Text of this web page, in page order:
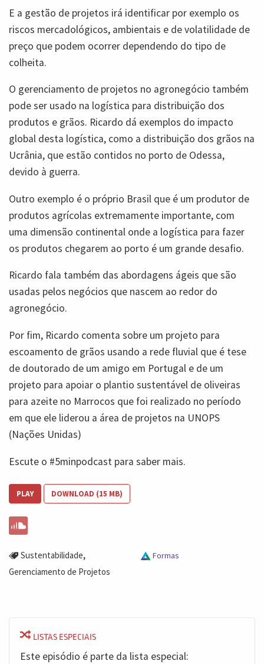
E a gestão de projetos irá identificar por exemplo os
riscos mercadológicos, ambientais e de volatilidade de
preço que podem ocorrer dependendo do tipo de
colheita.
O gerenciamento de projetos no agronegócio também
pode ser usado na logística para distribuição dos
produtos e grãos. Ricardo dá exemplos do impacto
global desta logística, como a distribuição dos grãos na
Ucrânia, que estão contidos no porto de Odessa,
devido à guerra.
Outro exemplo é o próprio Brasil que é um produtor de
produtos agrícolas extremamente importante, com
uma dimensão continental onde a logística para fazer
os produtos chegarem ao porto é um grande desafio.
Ricardo fala também das abordagens ágeis que são
usadas pelos negócios que nascem ao redor do
agronegócio.
Por fim, Ricardo comenta sobre um projeto para
escoamento de grãos usando a rede fluvial que é tese
de doutorado de um amigo em Portugal e de um
projeto para apoiar o plantio sustentável de oliveiras
para azeite no Marrocos que foi realizado no período
em que ele liderou a área de projetos na UNOPS
(Nações Unidas)
Escute o #5minpodcast para saber mais.
PLAY DOWNLOAD (15 MB)
Sustentabilidade,
Gerenciamento de Projetos
Formas
LISTAS ESPECIAIS
Este episódio é parte da lista especial: